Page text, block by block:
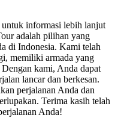
informasi lebih lanjut
adalah pilihan yang
di Indonesia. Kami telah
memiliki armada yang
kami, Anda dapat
lancar dan berkesan.
perjalanan Anda dan
Terima kasih telah
Anda!